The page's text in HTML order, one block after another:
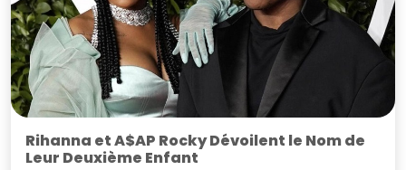
Rihanna et A$AP Rocky Dévoilent le Nom de
Leur Deuxième Enfant